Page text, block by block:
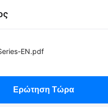
EN.pdf
Ερώτηση Τώρα